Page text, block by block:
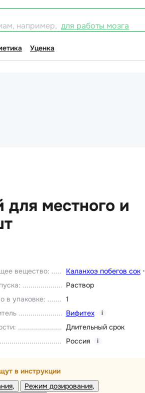
например, для работы мозга
Уценка
для местного и
вещество: Каланхоэ побегов сок•
:
Раствор
в упаковке:
1
Вифитех i
:
Длительный срок
Россия i
в инструкции
Режим дозирования